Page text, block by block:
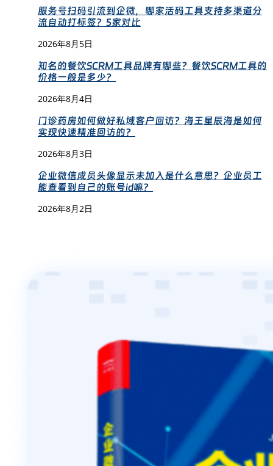
服务号扫码引流到企微，哪家活码工具支持多渠道分
流自动打标签？5家对比
2026年8月5日
知名的餐饮SCRM工具品牌有哪些？餐饮SCRM工具的
价格一般是多少？
2026年8月4日
门诊药房如何做好私域客户回访？海王星辰海是如何
实现快速精准回访的？
2026年8月3日
企业微信成员头像显示未加入是什么意思？企业员工
能查看到自己的账号id嘛？
2026年8月2日